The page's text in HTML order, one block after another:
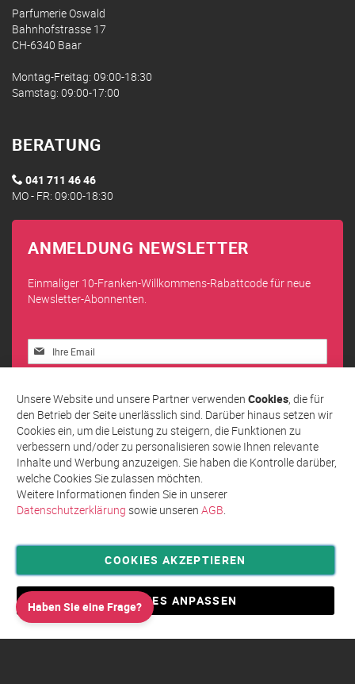
Parfumerie Oswald
Bahnhofstrasse 17
CH-6340 Baar
Montag-Freitag: 09:00-18:30
Samstag: 09:00-17:00
BERATUNG
041 711 46 46
MO - FR: 09:00-18:30
ANMELDUNG NEWSLETTER
Einmaliger 10-Franken-Willkommens-Rabattcode für neue
Newsletter-Abonnenten.
Melden
Sie
unseren
Newsletter
an:
Abonnieren
Privatsphäre und Datenschutz
Allgemeine Geschäftsbedingungen AGB
Impressum
Haben Sie eine Frage?
Unsere Website und unsere Partner verwenden Cookies, die für
den Betrieb der Seite unerlässlich sind. Darüber hinaus setzen wir
Cookies ein, um die Leistung zu steigern, die Funktionen zu
verbessern und/oder zu personalisieren sowie Ihnen relevante
Inhalte und Werbung anzuzeigen. Sie haben die Kontrolle darüber,
welche Cookies Sie zulassen möchten.
Weitere Informationen finden Sie in unserer
Datenschutzerklärung sowie unseren AGB.
COOKIES AKZEPTIEREN
COOKIES ANPASSEN